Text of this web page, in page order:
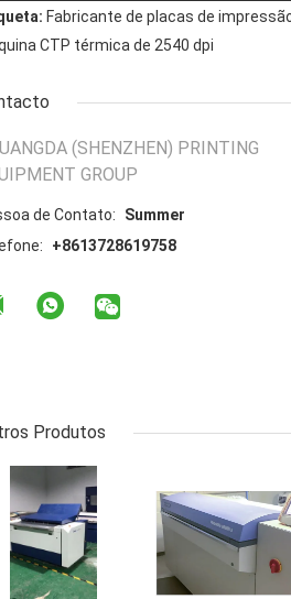
Fabricante de placas de
CTP térmica de 2540 dpi
(SHENZHEN) PRINTING
GROUP
de Contato:
Summer
+8613728619758
Produtos